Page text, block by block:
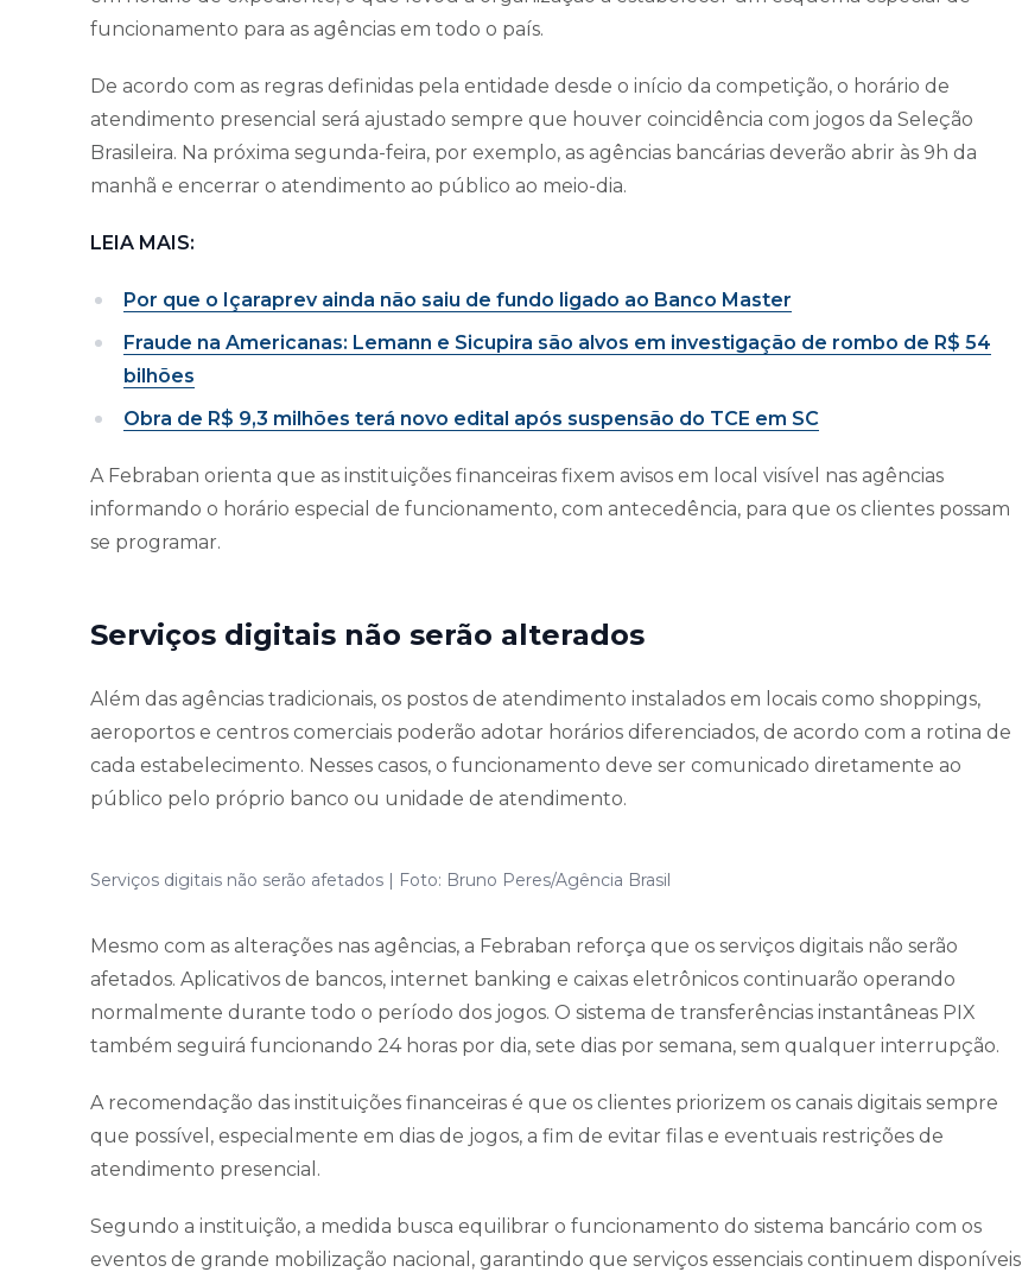
funcionamento para as agências em todo o país.
De acordo com as regras definidas pela entidade desde o início da competição, o horário de
atendimento presencial será ajustado sempre que houver coincidência com jogos da Seleção
Brasileira. Na próxima segunda-feira, por exemplo, as agências bancárias deverão abrir às 9h da
manhã e encerrar o atendimento ao público ao meio-dia.
LEIA MAIS:
Por que o Içaraprev ainda não saiu de fundo ligado ao Banco Master
Fraude na Americanas: Lemann e Sicupira são alvos em investigação de rombo de R$ 54
bilhões
Obra de R$ 9,3 milhões terá novo edital após suspensão do TCE em SC
A Febraban orienta que as instituições financeiras fixem avisos em local visível nas agências
informando o horário especial de funcionamento, com antecedência, para que os clientes possam
se programar.
Serviços digitais não serão alterados
Além das agências tradicionais, os postos de atendimento instalados em locais como shoppings,
aeroportos e centros comerciais poderão adotar horários diferenciados, de acordo com a rotina de
cada estabelecimento. Nesses casos, o funcionamento deve ser comunicado diretamente ao
público pelo próprio banco ou unidade de atendimento.
Serviços digitais não serão afetados | Foto: Bruno Peres/Agência Brasil
Mesmo com as alterações nas agências, a Febraban reforça que os serviços digitais não serão
afetados. Aplicativos de bancos, internet banking e caixas eletrônicos continuarão operando
normalmente durante todo o período dos jogos. O sistema de transferências instantâneas PIX
também seguirá funcionando 24 horas por dia, sete dias por semana, sem qualquer interrupção.
A recomendação das instituições financeiras é que os clientes priorizem os canais digitais sempre
que possível, especialmente em dias de jogos, a fim de evitar filas e eventuais restrições de
atendimento presencial.
Segundo a instituição, a medida busca equilibrar o funcionamento do sistema bancário com os
eventos de grande mobilização nacional, garantindo que serviços essenciais continuem disponíveis